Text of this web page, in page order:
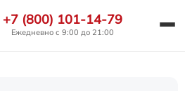
+7 (800) 101-14-79
Ежедневно с 9:00 до 21:00